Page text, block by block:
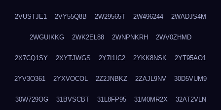
2VUSTJE1 2VY55Q8B 2W29565T 2W496244 2WADJS4M
2WGUIKKG 2WK2EL88 2WNPNKRH 2WV0ZHMD
2X7CQ1SY 2XYTJWGS 2Y7I1IC2 2YKK8NSK 2YT95AO1
2YV3O361 2YXVOCOL 2Z2JNBKZ 2ZAJL9NV 30D5VUM9
30W729OG 31BVSCBT 31L8FP95 31M0MR2X 32AT2VLN